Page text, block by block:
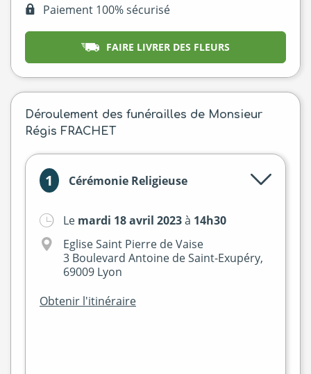
Paiement 100% sécurisé
FAIRE LIVRER DES FLEURS
Déroulement des funérailles de Monsieur
Régis FRACHET
1 Cérémonie Religieuse
Le mardi 18 avril 2023à 14h30
Eglise Saint Pierre de Vaise
3 Boulevard Antoine de Saint-Exupéry,
69009 Lyon
Obtenir l'itinéraire